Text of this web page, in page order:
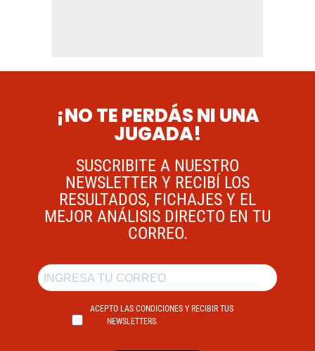
¡NO TE PERDÁS NI UNA
JUGADA!
SUSCRIBITE A NUESTRO
NEWSLETTER Y RECIBÍ LOS
RESULTADOS, FICHAJES Y EL
MEJOR ANÁLISIS DIRECTO EN TU
CORREO.
ACEPTO LAS CONDICIONES Y RECIBIR TUS
NEWSLETTERS.